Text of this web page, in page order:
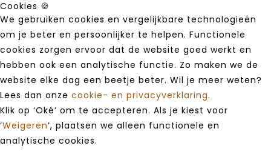
Cookies 🍪
We gebruiken cookies en vergelijkbare technologieën
om je beter en persoonlijker te helpen. Functionele
cookies zorgen ervoor dat de website goed werkt en
hebben ook een analytische functie. Zo maken we de
website elke dag een beetje beter. Wil je meer weten?
Lees dan onze cookie- en privacyverklaring.
Klik op ‘Oké’ om te accepteren. Als je kiest voor
‘Weigeren’, plaatsen we alleen functionele en
analytische cookies.